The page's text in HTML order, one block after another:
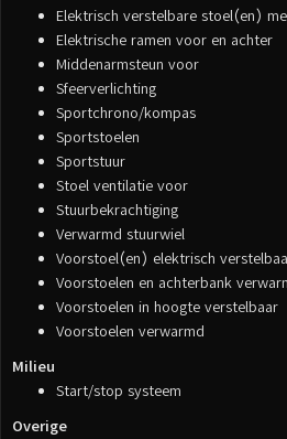
Elektrisch verstelbare stoel(en)
Elektrische ramen voor en achter
Middenarmsteun voor
Sfeerverlichting
Sportchrono/kompas
Sportstoelen
Sportstuur
Stoel ventilatie voor
Stuurbekrachtiging
Verwarmd stuurwiel
Voorstoel(en) elektrisch
Voorstoelen en achterbank
Voorstoelen in hoogte verstelbaar
Voorstoelen verwarmd
Milieu
Start/stop systeem
Overige